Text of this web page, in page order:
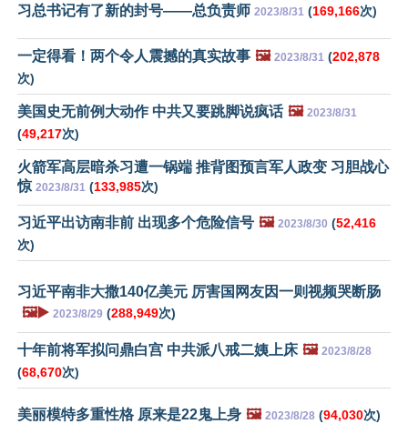
习总书记有了新的封号——总负责师 2023/8/31 (169,166次)
一定得看！两个令人震撼的真实故事 🖼️ 2023/8/31 (202,878
次)
美国史无前例大动作 中共又要跳脚说疯话 🖼️ 2023/8/31
(49,217次)
火箭军高层暗杀习遭一锅端 推背图预言军人政变 习胆战心
惊 2023/8/31 (133,985次)
习近平出访南非前 出现多个危险信号 🖼️ 2023/8/30 (52,416
次)
习近平南非大撒140亿美元 厉害国网友因一则视频哭断肠
🖼️▶️ 2023/8/29 (288,949次)
十年前将军拟问鼎白宫 中共派八戒二姨上床 🖼️ 2023/8/28
(68,670次)
美丽模特多重性格 原来是22鬼上身 🖼️ 2023/8/28 (94,030次)